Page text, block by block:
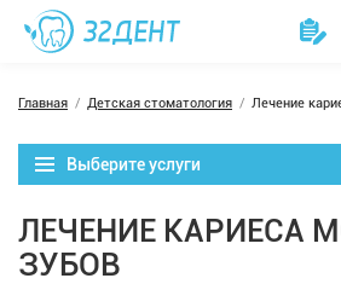
Главная Детская стоматология Лечение
Выберите услуги
ЛЕЧЕНИЕ КАРИЕСА
ЗУБОВ